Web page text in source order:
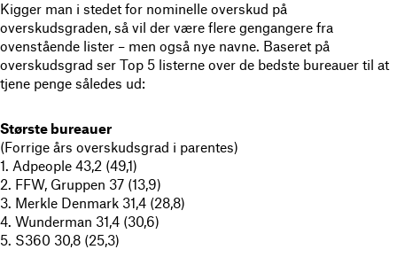
Kigger man i stedet for nominelle overskud på
overskudsgraden, så vil der være flere gengangere fra
ovenstående lister – men også nye navne. Baseret på
overskudsgrad ser Top 5 listerne over de bedste bureauer til at
tjene penge således ud:
Største bureauer
(Forrige års overskudsgrad i parentes)
1. Adpeople 43,2 (49,1)
2. FFW, Gruppen 37 (13,9)
3. Merkle Denmark 31,4 (28,8)
4. Wunderman 31,4 (30,6)
5. S360 30,8 (25,3)